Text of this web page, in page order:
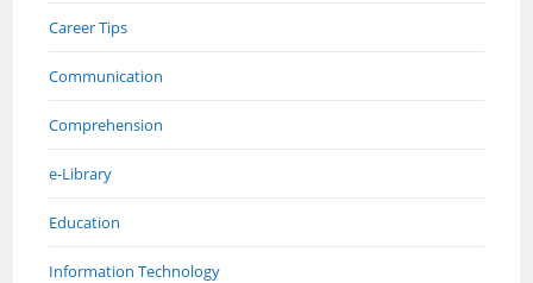
Career Tips
Communication
Comprehension
e-Library
Education
Information Technology